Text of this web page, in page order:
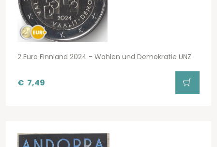
2 Euro Finnland 2024 - Wahlen und Demokratie UNZ
€ 7,49